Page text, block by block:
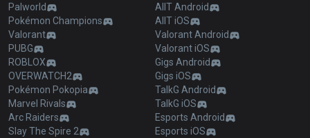
Palworld
Pokémon Champions
Valorant
PUBG
ROBLOX
OVERWATCH2
Pokémon Pokopia
Marvel Rivals
Arc Raiders
Slay The Spire 2
AllT Android
AllT iOS
Valorant Android
Valorant iOS
Gigs Android
Gigs iOS
TalkG Android
TalkG iOS
Esports Android
Esports iOS